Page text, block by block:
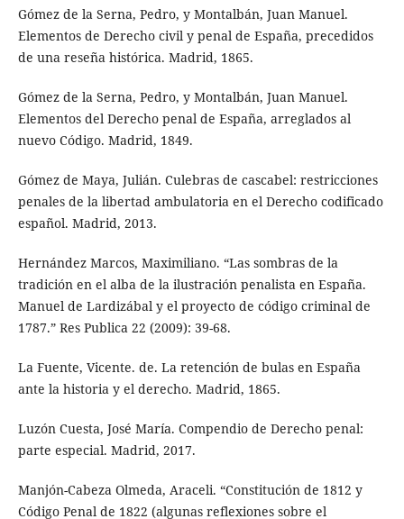
Gómez de la Serna, Pedro, y Montalbán, Juan Manuel.
Elementos de Derecho civil y penal de España, precedidos
de una reseña histórica. Madrid, 1865.
Gómez de la Serna, Pedro, y Montalbán, Juan Manuel.
Elementos del Derecho penal de España, arreglados al
nuevo Código. Madrid, 1849.
Gómez de Maya, Julián. Culebras de cascabel: restricciones
penales de la libertad ambulatoria en el Derecho codificado
español. Madrid, 2013.
Hernández Marcos, Maximiliano. “Las sombras de la
tradición en el alba de la ilustración penalista en España.
Manuel de Lardizábal y el proyecto de código criminal de
1787.” Res Publica 22 (2009): 39-68.
La Fuente, Vicente. de. La retención de bulas en España
ante la historia y el derecho. Madrid, 1865.
Luzón Cuesta, José María. Compendio de Derecho penal:
parte especial. Madrid, 2017.
Manjón-Cabeza Olmeda, Araceli. “Constitución de 1812 y
Código Penal de 1822 (algunas reflexiones sobre el